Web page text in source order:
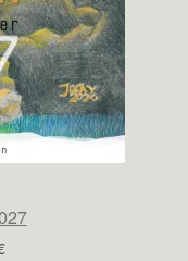
Preisspanne: